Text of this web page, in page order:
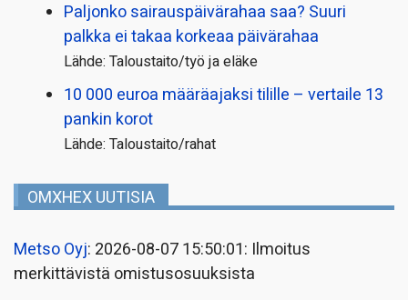
Paljonko sairauspäivä­rahaa saa? Suuri
palkka ei takaa korkeaa päivärahaa
Lähde: Taloustaito/työ ja eläke
10 000 euroa määräajaksi tilille – vertaile 13
pankin korot
Lähde: Taloustaito/rahat
OMXHEX UUTISIA
Metso Oyj: 2026-08-07 15:50:01: Ilmoitus
merkittävistä omistusosuuksista